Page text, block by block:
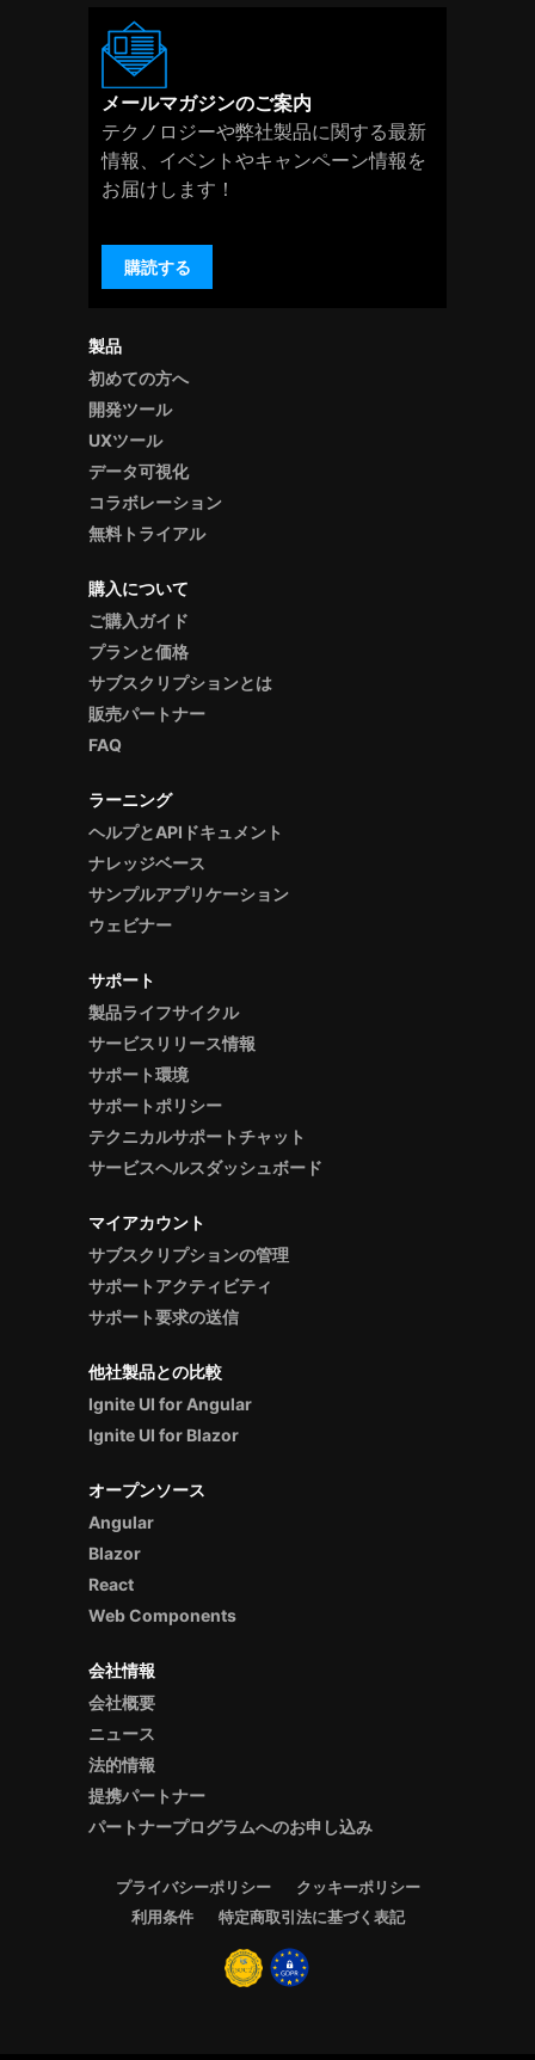
製品
初めての方へ
開発ツール
UXツール
データ可視化
コラボレーション
無料トライアル
購入について
ご購入ガイド
プランと価格
サブスクリプションとは
販売パートナー
FAQ
ラーニング
ヘルプとAPIドキュメント
ナレッジベース
サンプルアプリケーション
ウェビナー
サポート
製品ライフサイクル
サービスリリース情報
サポート環境
サポートポリシー
テクニカルサポートチャット
サービスヘルスダッシュボード
マイアカウント
サブスクリプションの管理
サポートアクティビティ
サポート要求の送信
他社製品との比較
Ignite UI for Angular
Ignite UI for Blazor
オープンソース
Angular
Blazor
React
Web Components
会社情報
会社概要
ニュース
法的情報
提携パートナー
パートナープログラムへのお申し込み
メールマガジンのご案内
テクノロジーや弊社製品に関する最新
情報、イベントやキャンペーン情報を
お届けします！
購読する
プライバシーポリシー
クッキーポリシー
利用条件
特定商取引法に基づく表記